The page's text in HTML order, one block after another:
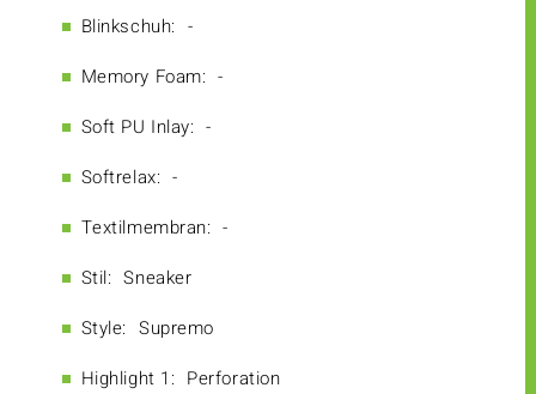
Blinkschuh: -
Memory Foam: -
Soft PU Inlay: -
Softrelax: -
Textilmembran: -
Stil: Sneaker
Style: Supremo
Highlight 1: Perforation